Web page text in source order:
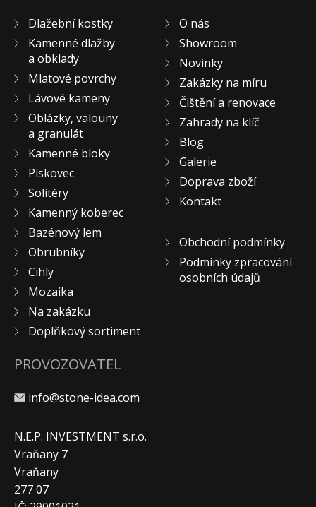
Dlažební kostky
Kamenné dlažby
a obklady
Mlatové povrchy
Lávové kameny
Oblázky, valouny
a granulát
Kamenné bloky
Pískovec
Solitéry
Kamenný koberec
Bazénový lem
Obrubníky
Cihly
Mozaika
Na zakázku
Doplňkový sortiment
O nás
Showroom
Novinky
Zakázky na míru
Čištění a renovace
Zahrady na klíč
Blog
Galerie
Doprava zboží
Kontakt
Obchodní podmínky
Podmínky zpracování
osobních údajů
PROVOZOVATEL
info@stone-idea.com
N.E.P. INVESTMENT s.r.o.
Vraňany 7
Vraňany
277 07